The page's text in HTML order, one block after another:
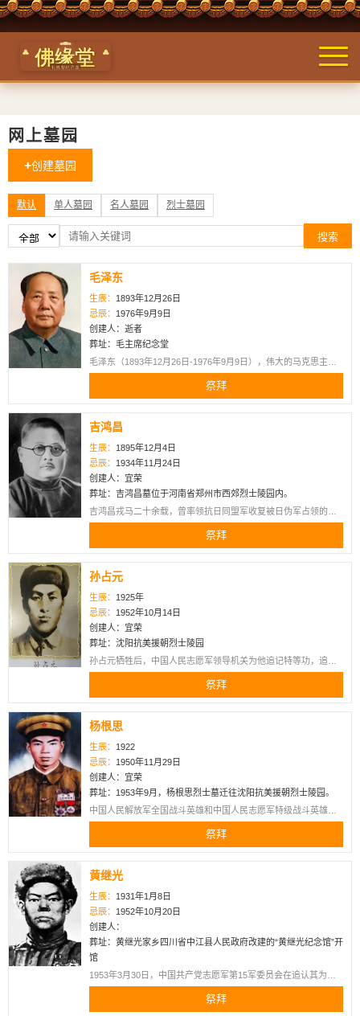
网上墓园
创建墓园
默认 单人墓园 名人墓园 烈士墓园
搜索
毛泽东
生辰： 1893年12月26日
忌辰： 1976年9月9日
创建人：逝者
葬址：毛主席纪念堂
毛泽东（1893年12月26日-1976年9月9日），伟大的马克思主义
者，伟大的无产阶级革命家、战略家、理论家，马克思主义中国
化的伟大开拓者、中国社会主义现代化建设事业的伟大奠基者，
近代以来中国伟大的爱国者和民族英雄，党的第一代中央领导集
人，为世界被压迫民族的解放和人类进步事业作出重大贡献的伟
祭拜
吉鸿昌
生辰： 1895年12月4日
忌辰： 1934年11月24日
创建人：宜荣
葬址：吉鸿昌墓位于河南省郑州市西郊烈士陵园内。
吉鸿昌戎马二十余载，曾率领抗日同盟军收复被日伪军占领的国
土，并逐渐从一名旧军人成长为坚强的共产主义战士。1945年在
中共七大上，他被定为全党褒扬的革命烈士 。2009年被评为100
位为新中国成立作出突出贡献的英雄模范人物之一 。2014年又被
祭拜
孙占元
生辰： 1925年
忌辰： 1952年10月14日
创建人：宜荣
葬址：沈阳抗美援朝烈士陵园
孙占元牺牲后，中国人民志愿军领导机关为他追记特等功，追授
他“一级英雄”称号。朝鲜民主主义人民共和国最高人民会议常任委
员会追授他“朝鲜民主主义人民共和国英雄”称号和金星奖章、一级
国旗勋章。
祭拜
杨根思
生辰： 1922
忌辰： 1950年11月29日
创建人：宜荣
葬址：1953年9月，杨根思烈士墓迁往沈阳抗美援朝烈士陵园。
中国人民解放军全国战斗英雄和中国人民志愿军特级战斗英雄，
革命烈士，江苏省泰兴县人。出身贫苦农民家庭，当过童工。
1944年2月参加新四军。1945年11月加入中国共产党。1950年10
月参加中国人民志愿军，1950年11月在战斗中牺牲。杨根思墓位
墓碑上书“烈士杨根思之墓”。汉阙式的大门，两个门柱正面中上部
祭拜
黄继光
生辰： 1931年1月8日
忌辰： 1952年10月20日
创建人：
葬址：黄继光家乡四川省中江县人民政府改建的“黄继光纪念馆”开
馆
1953年3月30日，中国共产党志愿军第15军委员会在追认其为
&amp;quot;模范团员&amp;quot;的同时，追认其为中国共产党党
员。 1953年4月8日，中国人民志愿军领导机关为黄继光追记特等
功，追授&amp;quot;中国人民志愿军特级英雄&amp;quot;称号。
祭拜